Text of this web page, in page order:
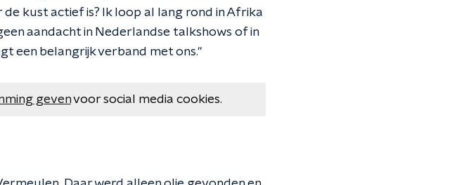
kust actief is? Ik loop al lang rond in Afrika
aandacht in Nederlandse talkshows of in
een belangrijk verband met ons.''
gevenvoor social media cookies.